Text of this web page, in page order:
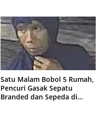
Satu Malam Bobol 5 Rumah,
Pencuri Gasak Sepatu
Branded dan Sepeda di